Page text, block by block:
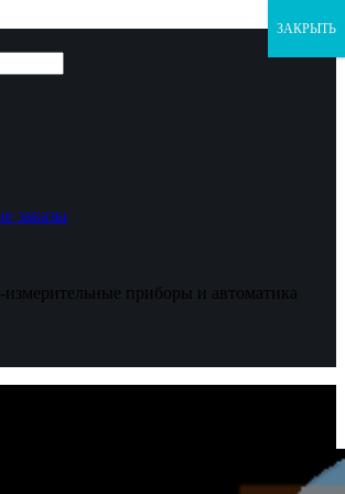
заказы
приборы и автоматика
ЗАКРЫТЬ